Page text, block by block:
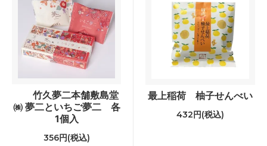
竹久夢二本舗敷島堂
㈱ 夢二といちご夢二 各
1個入
356円(税込)
最上稲荷 柚子せんべい
432円(税込)